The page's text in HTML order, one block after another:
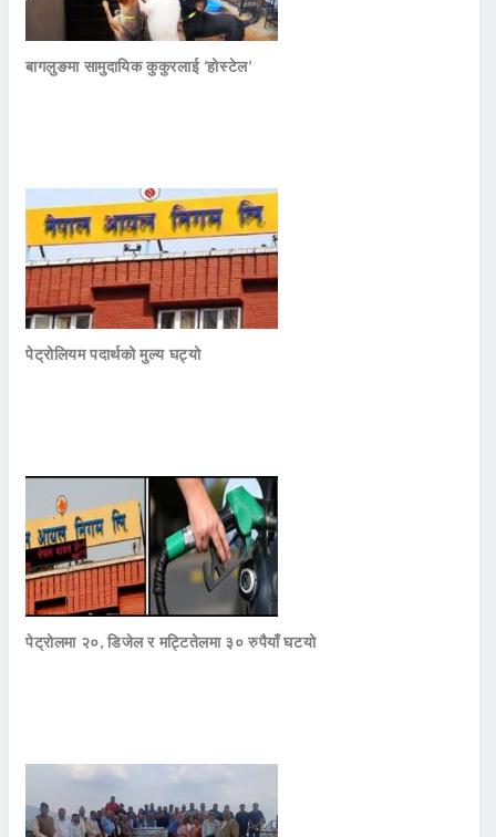
बागलुङमा सामुदायिक कुकुरलाई ‘होस्टेल’
पेट्रोलियम पदार्थको मुल्य घट्यो
पेट्रोलमा २०, डिजेल र मट्टितेलमा ३० रुपैयाँ घटयो